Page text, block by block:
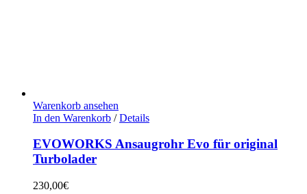
Warenkorb ansehen
In den Warenkorb / Details
EVOWORKS Ansaugrohr Evo für original
Turbolader
230,00€